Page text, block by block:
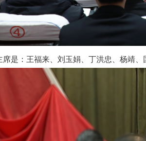
是：王福来、刘玉娟、丁洪忠、杨靖、